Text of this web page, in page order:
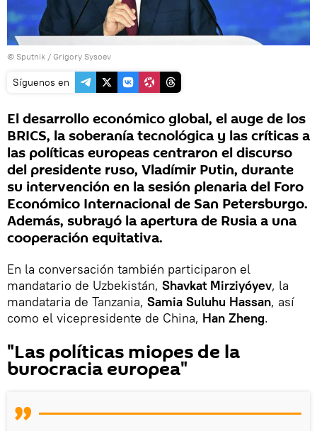
© Sputnik / Grigory Sysoev
Síguenos en
El desarrollo económico global, el auge de los
BRICS, la soberanía tecnológica y las críticas a
las políticas europeas centraron el discurso
del presidente ruso, Vladímir Putin, durante
su intervención en la sesión plenaria del Foro
Económico Internacional de San Petersburgo.
Además, subrayó la apertura de Rusia a una
cooperación equitativa.
En la conversación también participaron el
mandatario de Uzbekistán, Shavkat Mirziyóyev, la
mandataria de Tanzania, Samia Suluhu Hassan, así
como el vicepresidente de China, Han Zheng.
"Las políticas miopes de la
burocracia europea"